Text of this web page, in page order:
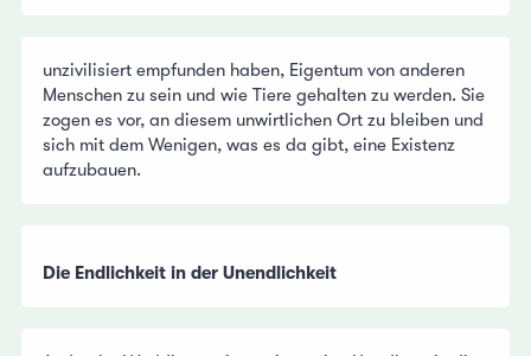
unzivilisiert empfunden haben, Eigentum von anderen
Menschen zu sein und wie Tiere gehalten zu werden. Sie
zogen es vor, an diesem unwirtlichen Ort zu bleiben und
sich mit dem Wenigen, was es da gibt, eine Existenz
aufzubauen.
Die Endlichkeit in der Unendlichkeit